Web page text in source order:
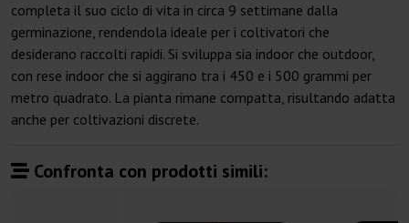
completa il suo ciclo di vita in circa 9 settimane dalla
germinazione, rendendola ideale per i coltivatori che
desiderano raccolti rapidi. Si sviluppa sia indoor che outdoor,
con rese indoor che si aggirano tra i 450 e i 500 grammi per
metro quadrato. La pianta rimane compatta, risultando adatta
anche per coltivazioni discrete.
Confronta con prodotti simili: